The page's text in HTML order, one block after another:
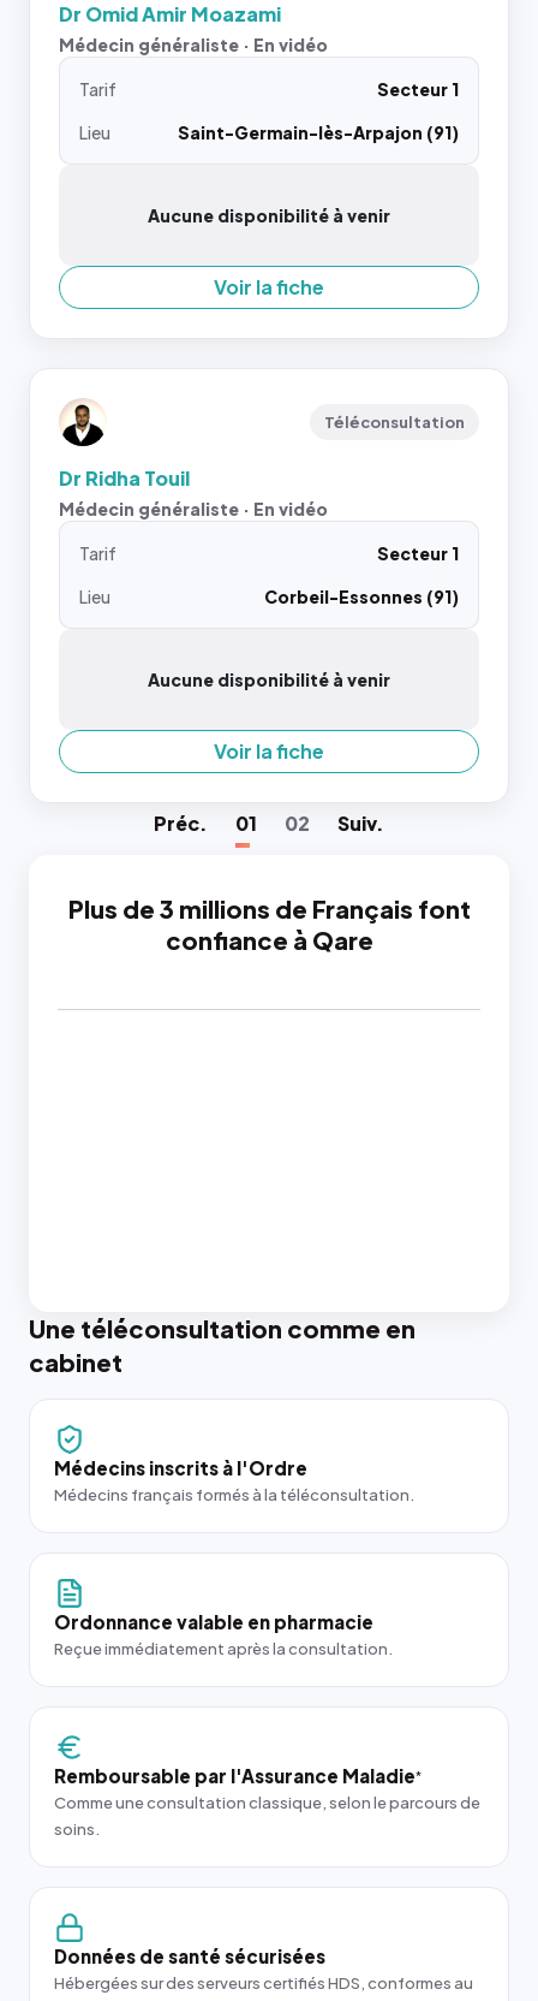
Dr Omid Amir Moazami
Médecin généraliste · En vidéo
Tarif
Secteur 1
Lieu
Saint-Germain-lès-Arpajon (91)
Aucune disponibilité à venir
Voir la fiche
Téléconsultation
Dr Ridha Touil
Médecin généraliste · En vidéo
Tarif
Secteur 1
Lieu
Corbeil-Essonnes (91)
Aucune disponibilité à venir
Voir la fiche
Préc. 01 02 Suiv.
Plus de 3 millions de Français font
confiance à Qare
Une téléconsultation comme en
cabinet
Médecins inscrits à l'Ordre
Médecins français formés à la téléconsultation.
Ordonnance valable en pharmacie
Reçue immédiatement après la consultation.
Remboursable par l'Assurance Maladie*
Comme une consultation classique, selon le parcours de
soins.
Données de santé sécurisées
Hébergées sur des serveurs certifiés HDS, conformes au